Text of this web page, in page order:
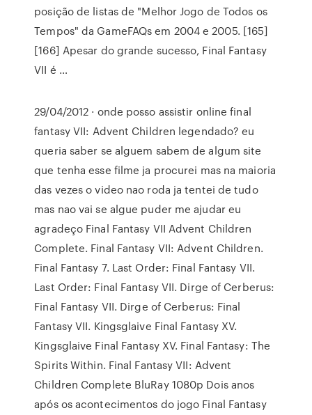
posição de listas de "Melhor Jogo de Todos os
Tempos" da GameFAQs em 2004 e 2005. [165]
[166] Apesar do grande sucesso, Final Fantasy
VII é …
29/04/2012 · onde posso assistir online final
fantasy VII: Advent Children legendado? eu
queria saber se alguem sabem de algum site
que tenha esse filme ja procurei mas na maioria
das vezes o video nao roda ja tentei de tudo
mas nao vai se algue puder me ajudar eu
agradeço Final Fantasy VII Advent Children
Complete. Final Fantasy VII: Advent Children.
Final Fantasy 7. Last Order: Final Fantasy VII.
Last Order: Final Fantasy VII. Dirge of Cerberus:
Final Fantasy VII. Dirge of Cerberus: Final
Fantasy VII. Kingsglaive Final Fantasy XV.
Kingsglaive Final Fantasy XV. Final Fantasy: The
Spirits Within. Final Fantasy VII: Advent
Children Complete BluRay 1080p Dois anos
após os acontecimentos do jogo Final Fantasy